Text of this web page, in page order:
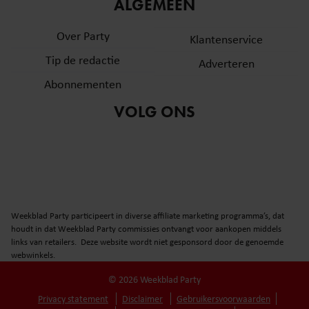
partners kunnen deze gegevens combineren met andere
verzameld op basis van uw gebruik van hun services. U
gaat akkoord met onze cookies als u onze website blijft
ALGEMEEN
Over Party
Tip de redactie
Abonnementen
Klantenservice
Adverteren
VOLG ONS
Weekblad Party participeert in diverse affiliate marketing programma’s, dat
houdt in dat Weekblad Party commissies ontvangt voor aankopen middels
links van retailers. Deze website wordt niet gesponsord door de genoemde
webwinkels.
© 2026 Weekblad Party
Privacy statement
Disclaimer
Gebruikersvoorwaarden